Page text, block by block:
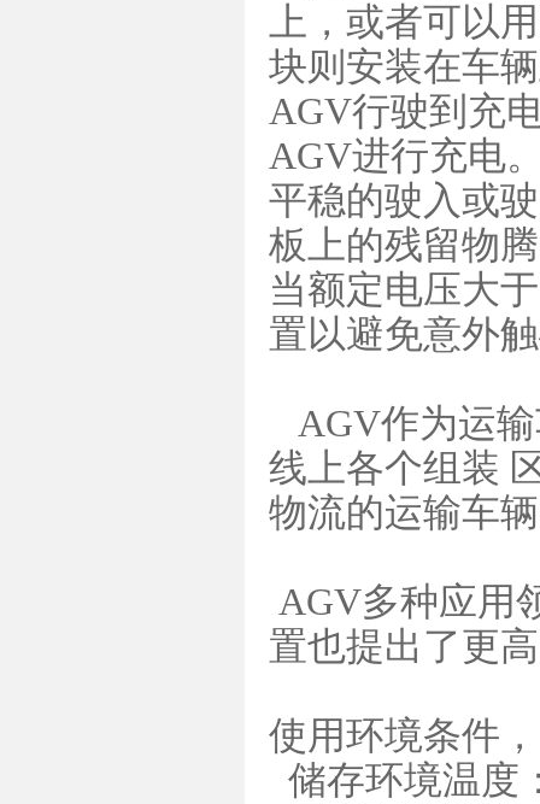
上，或者可以
块则安装在车
AGV行驶到充
AGV进行充电
平稳的驶入或
板上的残留物
当额定电压大
置以避免意外
AGV作为运
线上各个组装
物流的运输车
AGV多种应用
置也提出了更
使用环境条件
储存环境温